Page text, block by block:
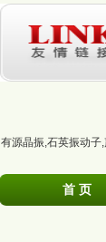
有源晶振,石英振动子,
首 页